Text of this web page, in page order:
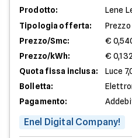
Prodotto:
Lene
Tipologia offerta:
Prezzo/Smc:
€
Prezzo/kWh:
€
Quota fissa inclusa:
Luce
Bolletta:
Pagamento:
Enel Digital Company!